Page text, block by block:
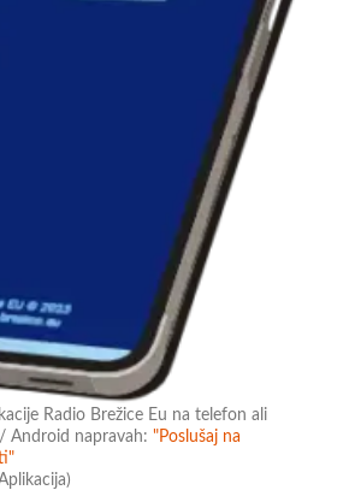
Radio Brežice Eu na telefon ali
/ Android napravah:"Poslušaj na